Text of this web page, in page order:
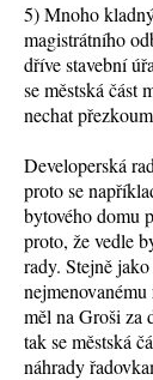
5) Mnoho
magistrátního
dříve stavební
se městská část
nechat
Developerská
proto se
bytového domu
proto, že vedle
rady. Stejně
měl na Groši za
tak se městská
náhrady